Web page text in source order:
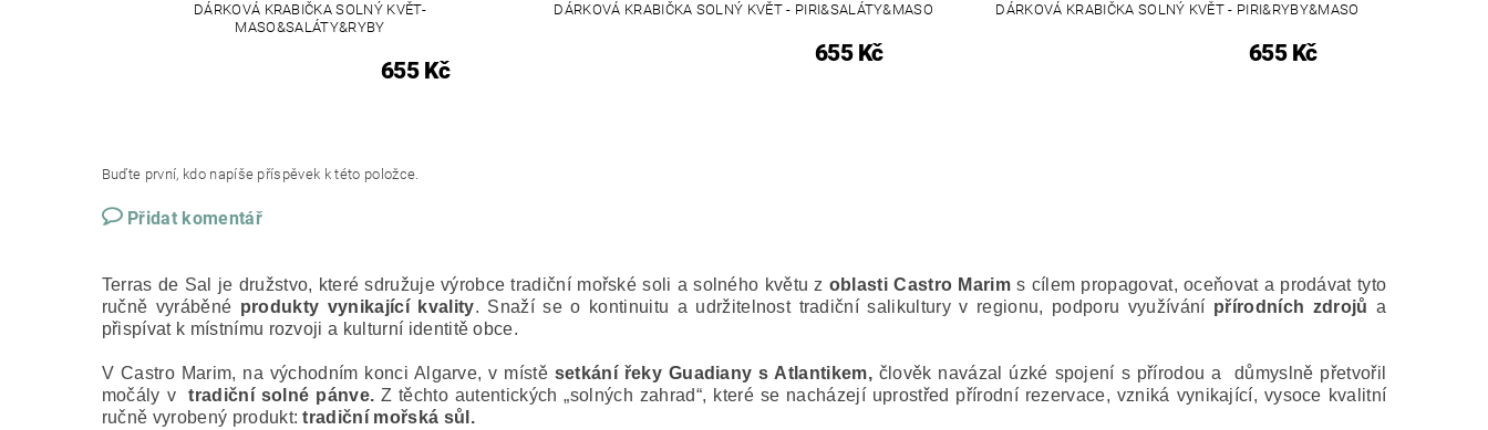
DÁRKOVÁ KRABIČKA SOLNÝ KVĚT-
MASO&SALÁTY&RYBY
655 Kč
DÁRKOVÁ KRABIČKA SOLNÝ KVĚT - PIRI&SALÁTY&MASO
655 Kč
DÁRKOVÁ KRABIČKA SOLNÝ KVĚT - PIRI&RYBY&MASO
655 Kč
Buďte první, kdo napíše příspěvek k této položce.
Přidat komentář
Terras de Sal je družstvo, které sdružuje výrobce tradiční mořské soli a solného květu z oblasti Castro Marims cílem propagovat, oceňovat a prodávat tyto
ručně vyráběné produkty vynikající kvality. Snaží se o kontinuitu a udržitelnost tradiční salikultury v regionu, podporu využívání přírodních zdrojů a
přispívat k místnímu rozvoji a kulturní identitě obce.
V Castro Marim, na východním konci Algarve, v místěsetkání řeky Guadiany s Atlantikem,člověk navázal úzké spojení s přírodou a důmyslně přetvořil
močály vtradiční solné pánve. Z těchto autentických „solných zahrad“, které se nacházejí uprostřed přírodní rezervace, vzniká vynikající, vysoce kvalitní
ručně vyrobený produkt:tradiční mořská sůl.